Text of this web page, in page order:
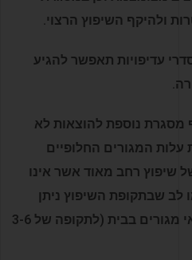
ולהיקף השיפוץ הרצוי.
עדיפויות תאפשר להגיע
מסגרת נוספת להוצאות לא
עלות המגורים החלופיים
שיפוץ רחב מאוד אשר אינו
לב שבתקופת השיפוץ ניתן
לבקש פטור מארנונה בשל אי מגורים בבית (לתקופה של 3-6